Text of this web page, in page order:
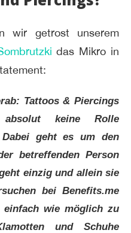
wir getrost unserem
das Mikro in
Tattoos & Piercings
keine Rolle
Dabei geht es um den
betreffenden Person
einzig und allein sie
bei Benefits.me
einfach wie möglich zu
und Schuhe